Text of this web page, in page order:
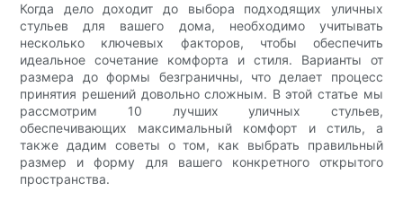
Когда дело доходит до выбора подходящих уличных
стульев для вашего дома, необходимо учитывать
несколько ключевых факторов, чтобы обеспечить
идеальное сочетание комфорта и стиля. Варианты от
размера до формы безграничны, что делает процесс
принятия решений довольно сложным. В этой статье мы
рассмотрим 10 лучших уличных стульев,
обеспечивающих максимальный комфорт и стиль, а
также дадим советы о том, как выбрать правильный
размер и форму для вашего конкретного открытого
пространства.